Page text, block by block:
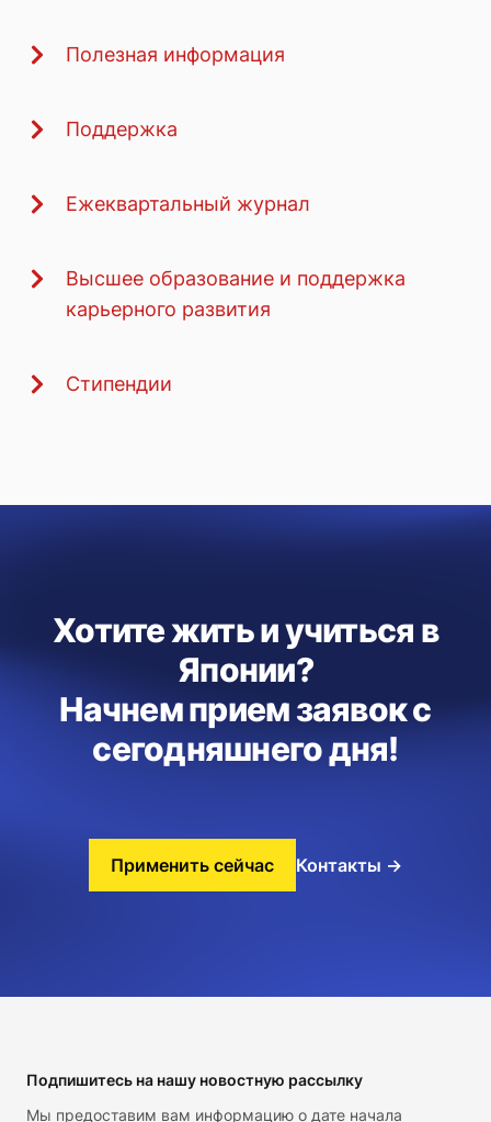
Полезная информация
Поддержка
Ежеквартальный журнал
Высшее образование и поддержка
карьерного развития
Стипендии
Хотите жить и учиться в
Японии?
Начнем прием заявок с
сегодняшнего дня!
Применить сейчас Контакты →
Подпишитесь на нашу новостную рассылку
Мы предоставим вам информацию о дате начала